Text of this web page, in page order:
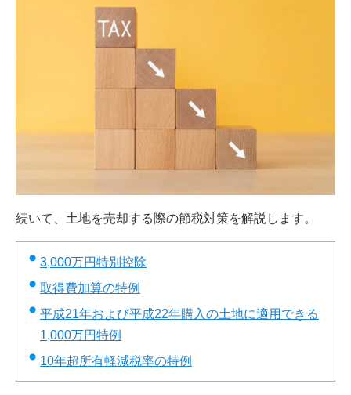
続いて、土地を売却する際の節税対策を解説します。
3,000万円特別控除
取得費加算の特例
平成21年および平成22年購入の土地に適用できる
1,000万円特例
10年超所有軽減税率の特例